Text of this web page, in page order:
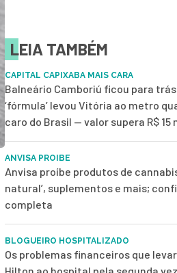
LEIA TAMBÉM
CAPITAL CAPIXABA MAIS CARA
Balneário Camboriú ficou para
‘fórmula’ levou Vitória ao metro
caro do Brasil — valor supera R$ 15
ANVISA PROIBE
Anvisa proíbe produtos de
natural’, suplementos e mais;
completa
BLOGUEIRO HOSPITALIZADO
Os problemas financeiros que